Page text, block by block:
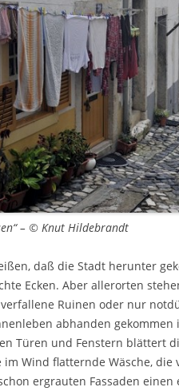
– © Knut Hildebrandt
daß die Stadt herunter
Ecken. Aber allerorten
Ruinen oder nur
abhanden
Türen und Fenstern blättert
im Wind flatternde Wäsche,
ergrauten Fassaden